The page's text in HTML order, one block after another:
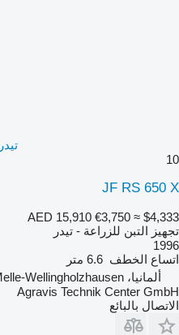
تيدر JF RS 650 X
10
JF RS 650 X
AED 15,910 €3,750 ≈ $4,333
تجهيز التبن للزراعة - تيدر
1996
اتساع الخطف 6.6 متر
ألمانيا، Melle-Wellingholzhausen
Agravis Technik Center GmbH
الاتصال بالبائع